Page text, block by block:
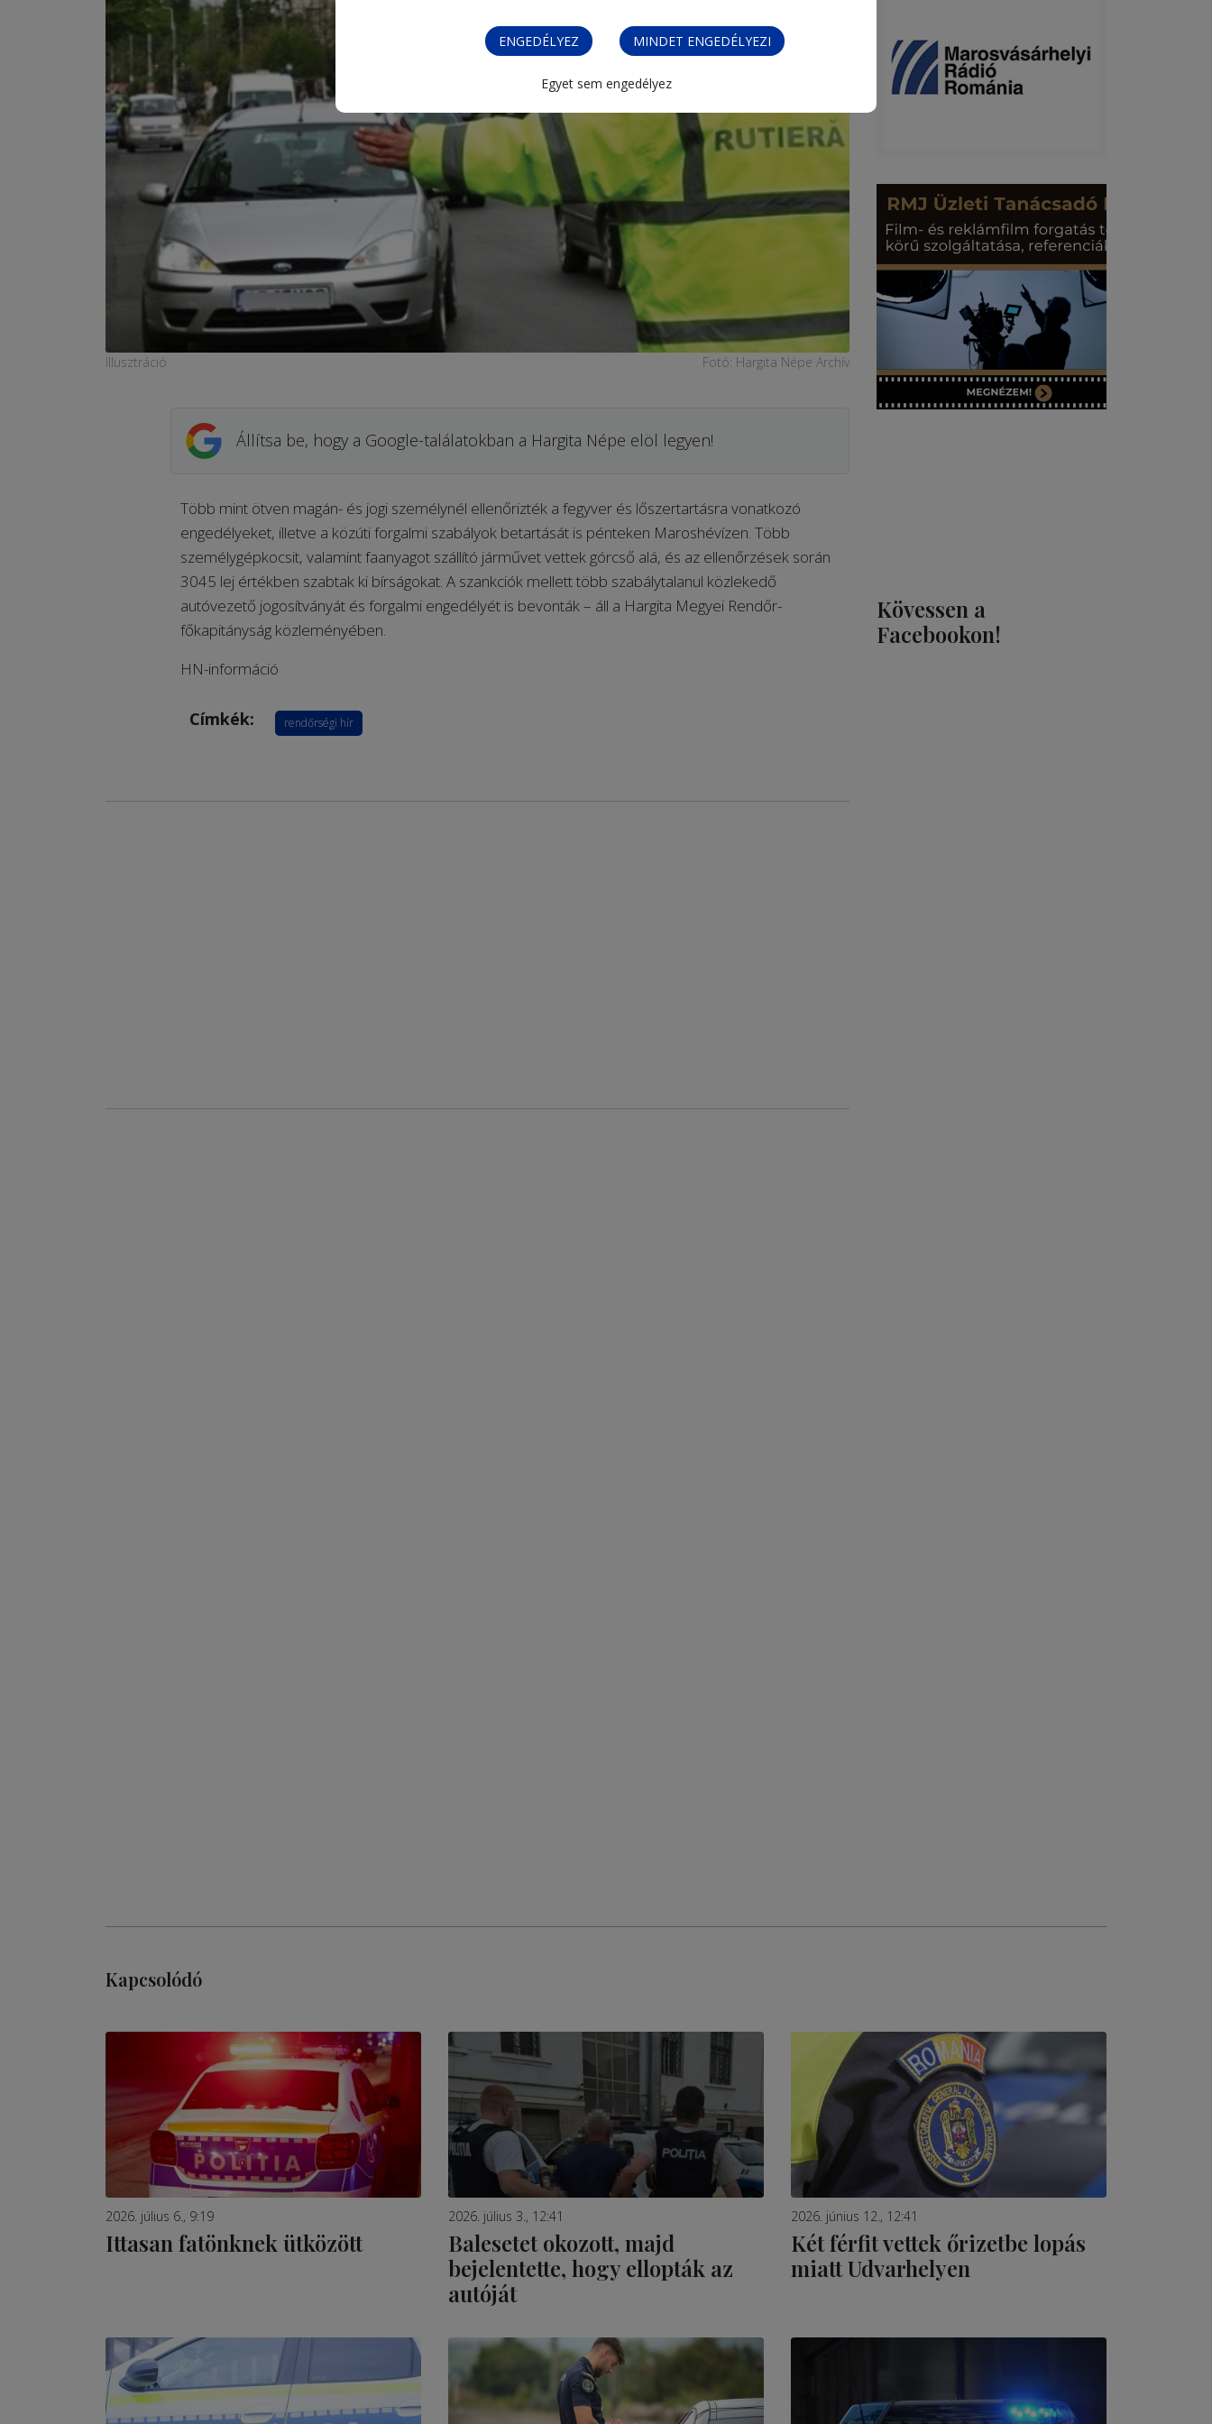
ENGEDÉLYEZ MINDET ENGEDÉLYEZI
Egyet sem engedélyez
Illusztráció Fotó: Hargita Népe Archív
Állítsa be, hogy a Google-találatokban a Hargita Népe elöl legyen!
Több mint ötven magán- és jogi személynél ellenőrizték a fegyver és lőszertartásra vonatkozó
engedélyeket, illetve a közúti forgalmi szabályok betartását is pénteken Maroshévízen. Több
személygépkocsit, valamint faanyagot szállító járművet vettek górcső alá, és az ellenőrzések során
3045 lej értékben szabtak ki bírságokat. A szankciók mellett több szabálytalanul közlekedő
autóvezető jogosítványát és forgalmi engedélyét is bevonták – áll a Hargita Megyei Rendőr-
főkapitányság közleményében.
HN-információ
Címkék: rendőrségi hír
Kövessen a
Facebookon!
Kapcsolódó
2026. július 6., 9:19
Ittasan fatönknek ütközött
2026. július 3., 12:41
Balesetet okozott, majd
bejelentette, hogy ellopták az
autóját
2026. június 12., 12:41
Két férfit vettek őrizetbe lopás
miatt Udvarhelyen